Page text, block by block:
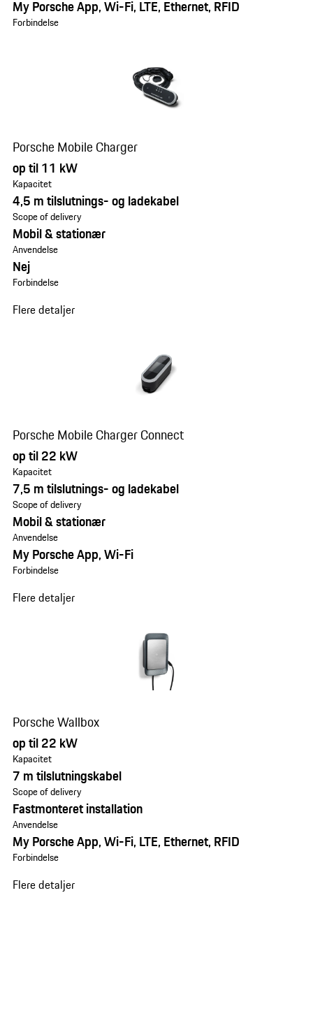
My Porsche App, Wi-Fi, LTE, Ethernet, RFID
Forbindelse
Porsche Mobile Charger
op til 11 kW
Kapacitet
4,5 m tilslutnings- og ladekabel
Scope of delivery
Mobil & stationær
Anvendelse
Nej
Forbindelse
Flere detaljer
Porsche Mobile Charger Connect
op til 22 kW
Kapacitet
7,5 m tilslutnings- og ladekabel
Scope of delivery
Mobil & stationær
Anvendelse
My Porsche App, Wi-Fi
Forbindelse
Flere detaljer
Porsche Wallbox
op til 22 kW
Kapacitet
7 m tilslutningskabel
Scope of delivery
Fastmonteret installation
Anvendelse
My Porsche App, Wi-Fi, LTE, Ethernet, RFID
Forbindelse
Flere detaljer